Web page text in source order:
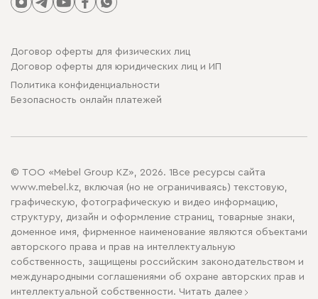
Договор оферты для физических лиц
Договор оферты для юридических лиц и ИП
Политика конфиденциальности
Безопасность онлайн платежей
© ТОО «Mebel Group KZ», 2026. 1Все ресурсы сайта
www.mebel.kz, включая (но не ограничиваясь) текстовую,
графическую, фотографическую и видео информацию,
структуру, дизайн и оформление страниц, товарные знаки,
доменное имя, фирменное наименование являются объектами
авторского права и прав на интеллектуальную
собственность, защищены российским законодательством и
международными соглашениями об охране авторских прав и
интеллектуальной собственности. Читать далее